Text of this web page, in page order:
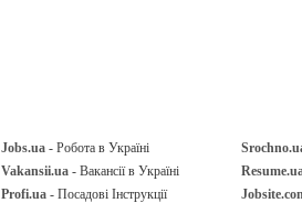
Jobs.ua - Робота в Україні
Vakansii.ua - Вакансії в Україні
Profi.ua - Посадові Інструкції